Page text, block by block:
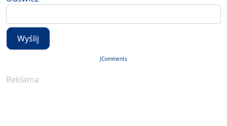
Wyślij
JComments
Reklama